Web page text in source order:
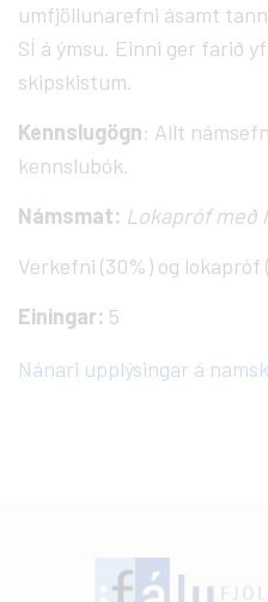
umfjöllunarefni ásamt
SÍ á ýmsu. Einni ger farið
skipskistum.
Kennslugögn: Allt
kennslubók.
Námsmat: Lokapróf með
Verkefni (30%) og lokapróf
Einingar: 5
Nánari upplýsingar á